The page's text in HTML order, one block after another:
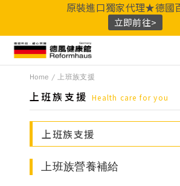
原裝進口獨家代理★德國
立即前往>
百靈油 黑種草油 鎂 Q10
油
益生菌 D3
Home 上班族支援
上班族支援Health care for you
上班族支援
上班族營養補給
促銷專區
人氣商品
保健系列
成份分類